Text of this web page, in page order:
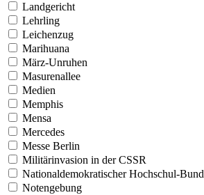
Landgericht
Lehrling
Leichenzug
Marihuana
März-Unruhen
Masurenallee
Medien
Memphis
Mensa
Mercedes
Messe Berlin
Militärinvasion in der CSSR
Nationaldemokratischer Hochschul-Bund
Notengebung